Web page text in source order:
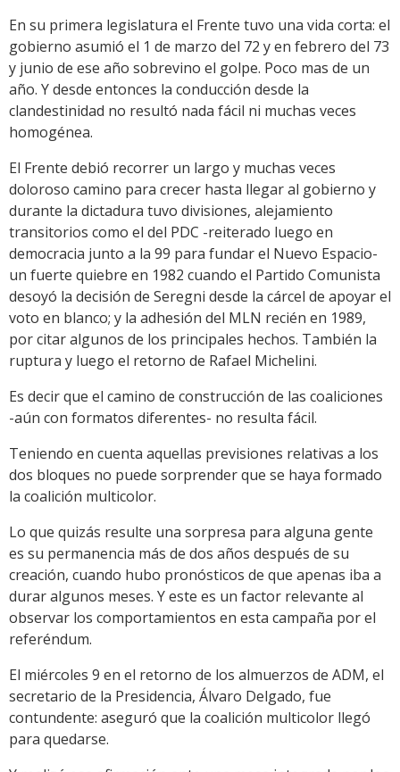
En su primera legislatura el Frente tuvo una vida corta: el
gobierno asumió el 1 de marzo del 72 y en febrero del 73
y junio de ese año sobrevino el golpe. Poco mas de un
año. Y desde entonces la conducción desde la
clandestinidad no resultó nada fácil ni muchas veces
homogénea.
El Frente debió recorrer un largo y muchas veces
doloroso camino para crecer hasta llegar al gobierno y
durante la dictadura tuvo divisiones, alejamiento
transitorios como el del PDC -reiterado luego en
democracia junto a la 99 para fundar el Nuevo Espacio-
un fuerte quiebre en 1982 cuando el Partido Comunista
desoyó la decisión de Seregni desde la cárcel de apoyar el
voto en blanco; y la adhesión del MLN recién en 1989,
por citar algunos de los principales hechos. También la
ruptura y luego el retorno de Rafael Michelini.
Es decir que el camino de construcción de las coaliciones
-aún con formatos diferentes- no resulta fácil.
Teniendo en cuenta aquellas previsiones relativas a los
dos bloques no puede sorprender que se haya formado
la coalición multicolor.
Lo que quizás resulte una sorpresa para alguna gente
es su permanencia más de dos años después de su
creación, cuando hubo pronósticos de que apenas iba a
durar algunos meses. Y este es un factor relevante al
observar los comportamientos en esta campaña por el
referéndum.
El miércoles 9 en el retorno de los almuerzos de ADM, el
secretario de la Presidencia, Álvaro Delgado, fue
contundente: aseguró que la coalición multicolor llegó
para quedarse.